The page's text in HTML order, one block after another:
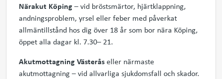
Närakut Köping– vid bröstsmärtor, hjärtklappning,
andningsproblem, yrsel eller feber med påverkat
allmäntillstånd hos dig över 18 år som bor nära Köping,
öppet alla dagar kl. 7.30– 21.
Akutmottagning Västeråseller närmaste
akutmottagning – vid allvarliga sjukdomsfall och skador.